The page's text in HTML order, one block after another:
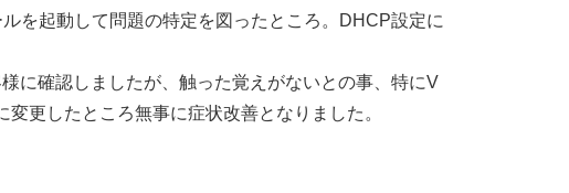
を起動して問題の特定を図ったところ。DHCP設定に
に確認しましたが、触った覚えがないとの事、特にV
更したところ無事に症状改善となりました。